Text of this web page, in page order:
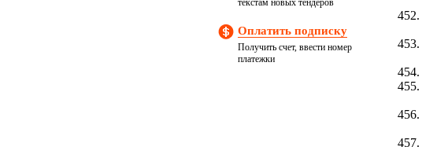
текстам новых тендеров
Оплатить подписку
Получить счет, ввести номер
платежки